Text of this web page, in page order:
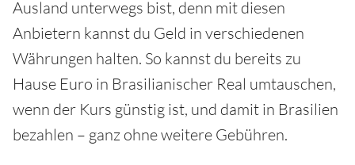
Ausland unterwegs bist, denn mit diesen
Anbietern kannst du Geld in verschiedenen
Währungen halten. So kannst du bereits zu
Hause Euro in Brasilianischer Real umtauschen,
wenn der Kurs günstig ist, und damit in Brasilien
bezahlen – ganz ohne weitere Gebühren.